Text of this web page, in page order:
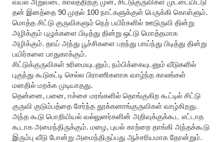
வயல் அறுவடை காலத்திற்கு முன், சிட்டுகுருவிகள் முட்டையிட்டு
தன் இனத்தை 90 முதல் 100 நாட்களுக்குள் பெருக்கி கொள்ளும்.
மொத்த சிட்டு குருவிகளும் நெற் பயிர்களில் ஊடுருவி தின்று
அழிக்கும் புழுக்களை பிடித்து தின்று ஒட்டு மொத்தமாக
அழிக்கும். தாய் அந்து பூச்சிகளை பறந்து பாய்ந்து பிடித்து தின்று
பயிர்களை பாதுகாக்கும்.
சிட்டுக்குருவிகள் உரிமையுடனும், நம்பிக்கையுடனும் வீடுகளில்
புகுந்து கூடுகட்டி செல்ல பிராணிகளாக வாழ்ந்த காலங்கள்
மனதில் மறக்க முடியாதது.
தென்னை, பனை, ஈச்சை மரங்களில் தொங்குகிற கூட்டில் சிட்டு
குருவி குடும்பத்தை சேர்ந்த தூக்கனாங்குருவிகள் வாழ்கிறது.
அந்த கூடு பொறியியல் வல்லுனர்களின் அறிவுக்குக்கூட எட்டாத
கூடாக அமைந்திருக்கும். மழை, புயல் காற்றை தாங்கி அந்தக்கூடு
இரும்பு வீடு போன்று அமைந்திருப்பது ஆச்சரியமாக தோன்றும்.